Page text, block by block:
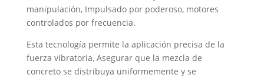
manipulación, Impulsado por poderoso, motores
controlados por frecuencia.
Esta tecnología permite la aplicación precisa de la
fuerza vibratoria, Asegurar que la mezcla de
concreto se distribuya uniformemente y se